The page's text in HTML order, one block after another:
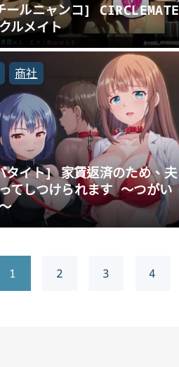
ルニャンコ] CIRCLEMATE
ルメイト
商社
タイト] 家賃返済のため、夫
てしつけられます ～つがい
1 2 3 4